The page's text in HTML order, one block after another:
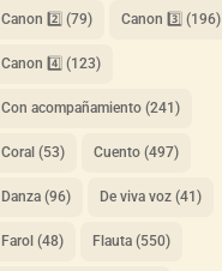
Canon 2️⃣ (79) Canon 3️⃣ (196)
Canon 4️⃣ (123)
Con acompañamiento(241)
Coral (53) Cuento(497)
Danza(96) De viva voz(41)
Farol (48) Flauta(550)